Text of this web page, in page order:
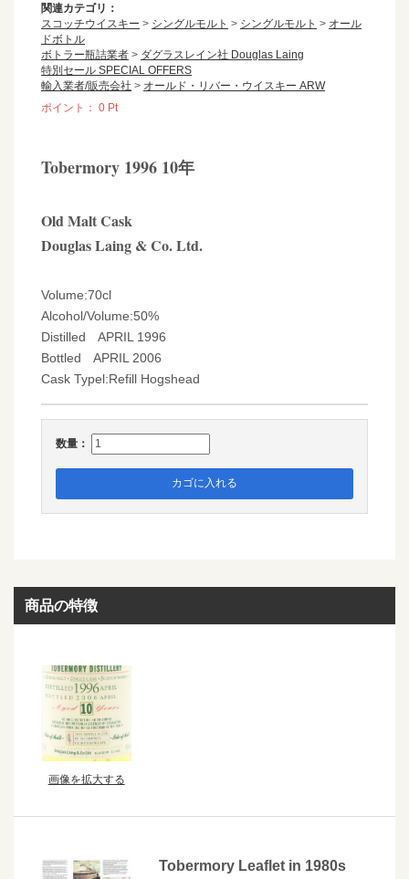
関連カテゴリ：
スコッチウイスキー > シングルモルト > シングルモルト > オール
ドボトル
ボトラー瓶詰業者 > ダグラスレイン社 Douglas Laing
特別セール SPECIAL OFFERS
輸入業者/販売会社 > オールド・リバー・ウイスキー ARW
ポイント： 0 Pt
索
移
Tobermory 1996 10年
Old Malt Cask
Douglas Laing & Co. Ltd.
Volume:70cl
Alcohol/Volume:50%
Distilled APRIL 1996
Bottled APRIL 2006
Cask Typel:Refill Hogshead
数量：
カゴに入れる
商品の特徴
画像を拡大する
Tobermory Leaflet in 1980s